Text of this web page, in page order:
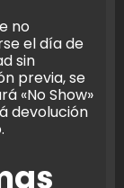
no
el día de
sin
previa, se
«No Show»
devolución